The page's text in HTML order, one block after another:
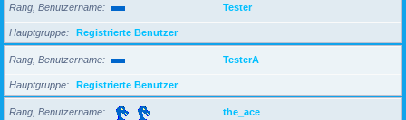
Rang, Benutzername Tester
Hauptgruppe Registrierte Benutzer
Rang, Benutzername TesterA
Hauptgruppe Registrierte Benutzer
Rang, Benutzername the_ace